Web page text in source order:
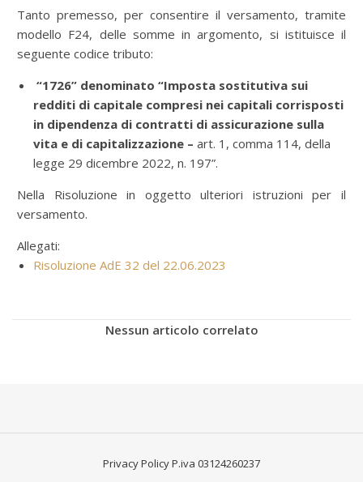
Tanto premesso, per consentire il versamento, tramite
modello F24, delle somme in argomento, si istituisce il
seguente codice tributo:
“1726” denominato “Imposta sostitutiva sui
redditi di capitale compresi nei capitali corrisposti
in dipendenza di contratti di assicurazione sulla
vita e di capitalizzazione – art. 1, comma 114, della
legge 29 dicembre 2022, n. 197”.
Nella Risoluzione in oggetto ulteriori istruzioni per il
versamento.
Allegati:
Risoluzione AdE 32 del 22.06.2023
Nessun articolo correlato
Privacy PolicyP.iva 03124260237